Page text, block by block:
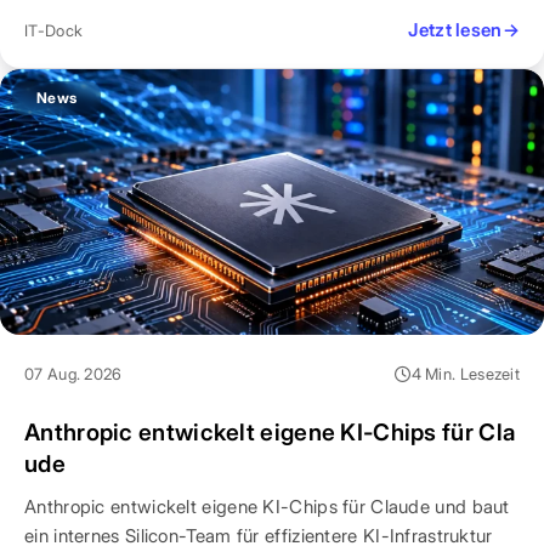
IT-Dock Jetzt lesen→
News
07 Aug. 2026 4 Min. Lesezeit
Anthropic entwickelt eigene KI-Chips für Cla
ude
Anthropic entwickelt eigene KI-Chips für Claude und baut
ein internes Silicon-Team für effizientere KI-Infrastruktur